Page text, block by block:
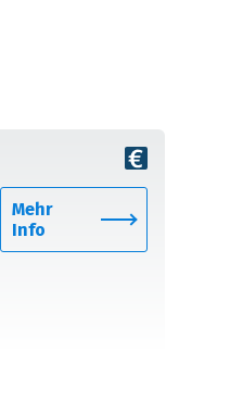
Mehr
Info